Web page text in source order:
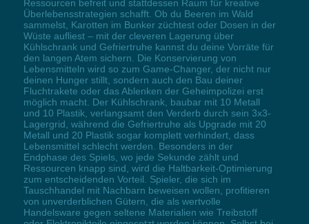
Ressourcen befreit und stattdessen Raum für kreative
Überlebensstrategien schafft. Ob du Beeren im Wald
sammelst, Karotten im Bunker züchtest oder Dosen in der
Wüste aufliest – mit der cleveren Lagerung über
Kühlschrank und Gefriertruhe kannst du deine Vorräte für
den langen Atem sichern. Die Konservierung von
Lebensmitteln wird so zum Game-Changer, der nicht nur
deinen Hunger stillt, sondern auch den Bau deiner
Fluchtrakete oder das Ablenken der Geheimpolizei erst
möglich macht. Der Kühlschrank, baubar mit 10 Metall
und 10 Plastik, verlangsamt den Verderb durch sein 3x3-
Lagergrid, während die Gefriertruhe als Upgrade mit 20
Metall und 20 Plastik sogar komplett verhindert, dass
Lebensmittel schlecht werden. Besonders in der
Endphase des Spiels, wo jede Sekunde zählt und
Ressourcen knapp sind, wird die Haltbarkeit-Optimierung
zum entscheidenden Vorteil. Spieler, die sich im
Tauschhandel mit Nachbarn beweisen wollen, profitieren
von unverderblichen Gütern, die als wertvolle
Handelsware gegen seltene Materialien wie Treibstoff